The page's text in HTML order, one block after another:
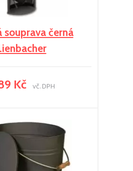
souprava černá
Kč vč. DPH